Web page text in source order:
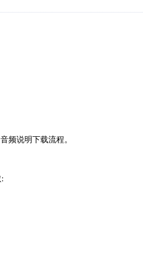
频说明下载流程。